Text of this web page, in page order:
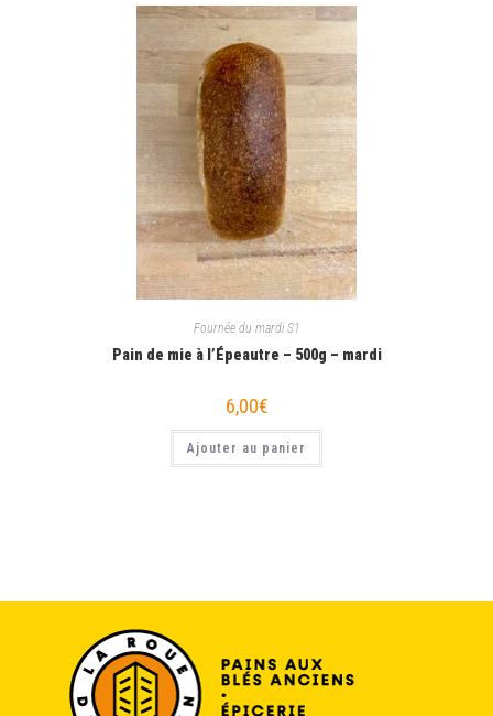
Fournée du mardi S1
Pain de mie à l’Épeautre – 500g – mardi
6,00€
Ajouter au panier